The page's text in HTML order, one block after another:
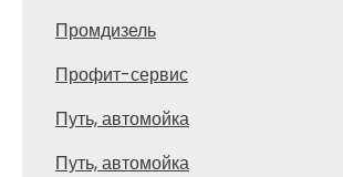
Промдизель
Профит-сервис
Путь, автомойка
Путь, автомойка